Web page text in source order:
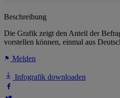
Beschreibung
Die Grafik zeigt den Anteil der
vorstellen können, einmal aus
Melden
Infografik downloaden